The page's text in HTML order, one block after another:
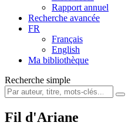
Rapport annuel
Recherche avancée
FR
Français
English
Ma bibliothèque
Recherche simple
Fil d'Ariane